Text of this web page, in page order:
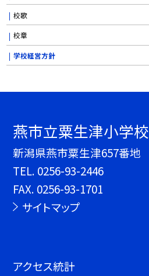
校歌
校章
学校経営方針
燕市立粟生津小学校
新潟県燕市粟生津657番地
TEL. 0256-93-2446
FAX. 0256-93-1701
サイトマップ
アクセス統計